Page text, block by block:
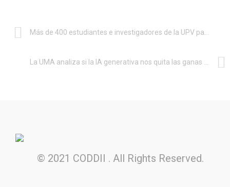
© 2021 CODDII . All Rights Reserved.